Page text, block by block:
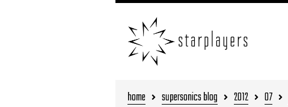
home supersonics blog 2012 07